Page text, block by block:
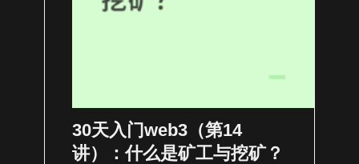
30天入门web3（第14
讲）：什么是矿工与挖矿？